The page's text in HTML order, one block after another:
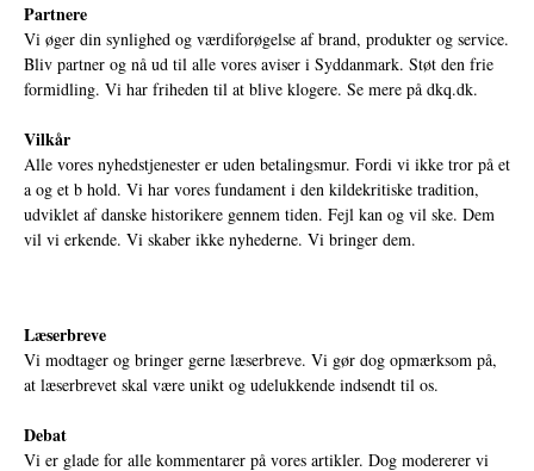
Partnere
Vi øger din synlighed og værdiforøgelse af brand, produkter og service.
Bliv partner og nå ud til alle vores aviser i Syddanmark. Støt den frie
formidling. Vi har friheden til at blive klogere. Se mere på dkq.dk.
Vilkår
Alle vores nyhedstjenester er uden betalingsmur. Fordi vi ikke tror på et
a og et b hold. Vi har vores fundament i den kildekritiske tradition,
udviklet af danske historikere gennem tiden. Fejl kan og vil ske. Dem
vil vi erkende. Vi skaber ikke nyhederne. Vi bringer dem.
Læserbreve
Vi modtager og bringer gerne læserbreve. Vi gør dog opmærksom på,
at læserbrevet skal være unikt og udelukkende indsendt til os.
Debat
Vi er glade for alle kommentarer på vores artikler. Dog modererer vi